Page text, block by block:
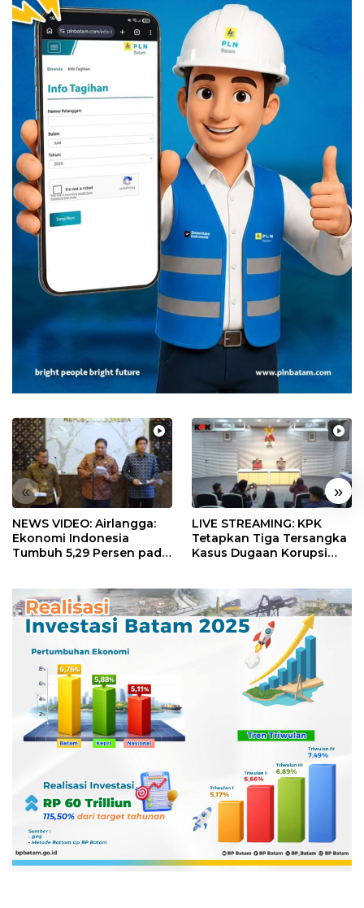
« »
NEWS VIDEO: Airlangga:
Ekonomi Indonesia
Tumbuh 5,29 Persen pada
LIVE STREAMING: KPK
Tetapkan Tiga Tersangka
Kasus Dugaan Korupsi